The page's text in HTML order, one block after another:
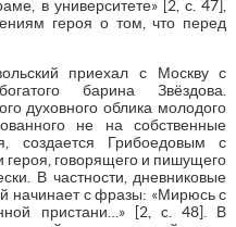
в университете» [2, с. 47],
героя о том, что перед
приехал с Москву с
барина Звёздова.
духовного облика молодого
не на собственные
создается Грибоедовым с
говорящего и пишущего
В частности, дневниковые
начинает с фразы: «Мирюсь с
пристани…» [2, c. 48]. В